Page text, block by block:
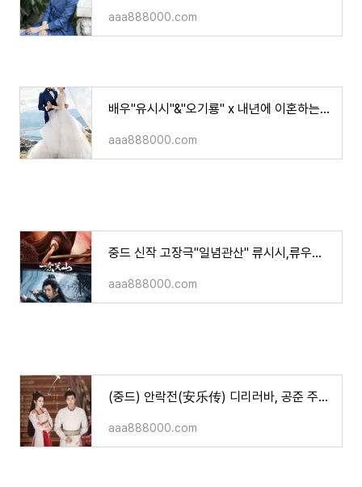
aaa888000.com
배우"유시시"&"오기룡" x 내년에 이혼하는 사실 폭로..!
aaa888000.com
중드 신작 고장극"일념관산" 류시시,류우녕 주연/소개,영상 등
aaa888000.com
(중드) 안락전(安乐传) 디리러바, 공준 주연/줄거리/ 등장인물 등.
aaa888000.com